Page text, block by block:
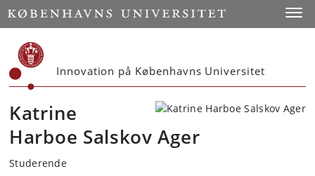
Start
Innovation på Københavns Universitet
Katrine
Harboe Salskov Ager
Studerende